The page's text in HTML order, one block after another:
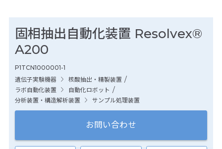
固相抽出自動化装置 Resolvex®
A200
P1TCN1000001-1
遺伝子実験機器
核酸抽出・精製装置 /
ラボ自動化装置 自動化ロボット /
分析装置・構造解析装置 サンプル処理装置
お問い合わせ